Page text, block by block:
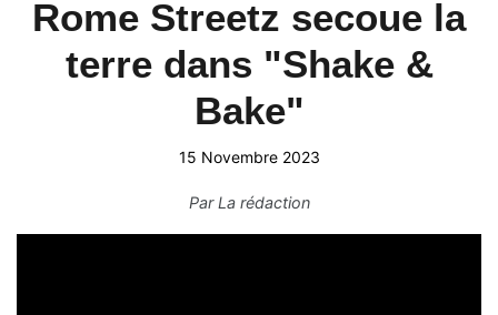
Rome Streetz secoue la
terre dans "Shake &
Bake"
15 Novembre 2023
ParLa rédaction